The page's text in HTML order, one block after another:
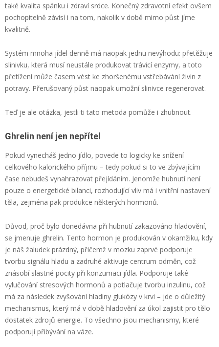
také kvalita spánku i zdraví srdce. Konečný zdravotní efekt ovšem
pochopitelně závisí i na tom, nakolik v době mimo půst jíme
kvalitně.
Systém mnoha jídel denně má naopak jednu nevýhodu: přetěžuje
slinivku, která musí neustále produkovat trávicí enzymy, a toto
přetížení může časem vést ke zhoršenému vstřebávání živin z
potravy. Přerušovaný půst naopak umožní slinivce regenerovat.
Teď je ale otázka, jestli ti tato metoda pomůže i zhubnout.
Ghrelin není jen nepřítel
Pokud vynecháš jedno jídlo, povede to logicky ke snížení
celkového kalorického příjmu – tedy pokud si to ve zbývajícím
čase nebudeš vynahrazovat přejídáním. Jenomže hubnutí není
pouze o energetické bilanci, rozhodující vliv má i vnitřní nastavení
těla, zejména pak produkce některých hormonů.
Důvod, proč bylo donedávna při hubnutí zakazováno hladovění,
se jmenuje ghrelin. Tento hormon je produkován v okamžiku, kdy
je náš žaludek prázdný, přičemž v mozku zaprvé podporuje
tvorbu signálu hladu a zadruhé aktivuje centrum odměn, což
znásobí slastné pocity při konzumaci jídla. Podporuje také
vylučování stresových hormonů a potlačuje tvorbu inzulinu, což
má za následek zvyšování hladiny glukózy v krvi – jde o důležitý
mechanismus, který má v době hladovění za úkol zajistit pro tělo
dostatek zdrojů energie. To všechno jsou mechanismy, které
podporují přibývání na váze.